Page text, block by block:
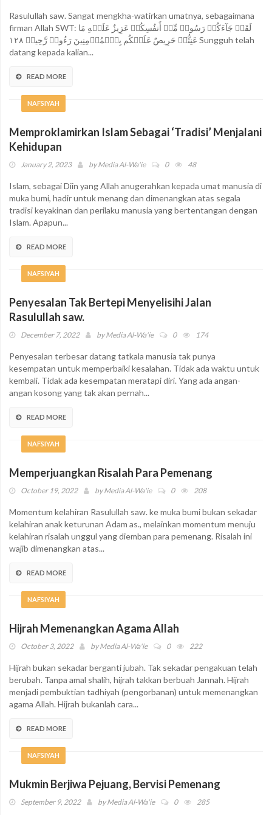
Rasulullah saw. Sangat mengkha-watirkan umatnya, sebagaimana
firman Allah SWT: لَقَدۡ جَآءَكُمۡ رَسُولٞ مِّنۡ أَنفُسِكُمۡ عَزِيزٌ عَلَيۡهِ مَا
عَنِتُّمۡ حَرِيصٌ عَلَيۡكُم بِٱلۡمُؤۡمِنِينَ رَءُوفٞ رَّحِيمٞ ١٢٨ Sungguh telah
datang kepada kalian...
READ MORE
NAFSIYAH
Memproklamirkan Islam Sebagai ‘Tradisi’ Menjalani
Kehidupan
January 2, 2023 byMedia Al-Wa'ie 0 48
Islam, sebagai Diin yang Allah anugerahkan kepada umat manusia di
muka bumi, hadir untuk menang dan dimenangkan atas segala
tradisi keyakinan dan perilaku manusia yang bertentangan dengan
Islam. Apapun...
READ MORE
NAFSIYAH
Penyesalan Tak Bertepi Menyelisihi Jalan
Rasulullah saw.
December 7, 2022 byMedia Al-Wa'ie 0 174
Penyesalan terbesar datang tatkala manusia tak punya
kesempatan untuk memperbaiki kesalahan. Tidak ada waktu untuk
kembali. Tidak ada kesempatan meratapi diri. Yang ada angan-
angan kosong yang tak akan pernah...
READ MORE
NAFSIYAH
Memperjuangkan Risalah Para Pemenang
October 19, 2022 byMedia Al-Wa'ie 0 208
Momentum kelahiran Rasulullah saw. ke muka bumi bukan sekadar
kelahiran anak keturunan Adam as., melainkan momentum menuju
kelahiran risalah unggul yang diemban para pemenang. Risalah ini
wajib dimenangkan atas...
READ MORE
NAFSIYAH
Hijrah Memenangkan Agama Allah
October 3, 2022 byMedia Al-Wa'ie 0 222
Hijrah bukan sekadar berganti jubah. Tak sekadar pengakuan telah
berubah. Tanpa amal shalih, hijrah takkan berbuah Jannah. Hijrah
menjadi pembuktian tadhiyah (pengorbanan) untuk memenangkan
agama Allah. Hijrah bukanlah cara...
READ MORE
NAFSIYAH
Mukmin Berjiwa Pejuang, Bervisi Pemenang
September 9, 2022 byMedia Al-Wa'ie 0 285